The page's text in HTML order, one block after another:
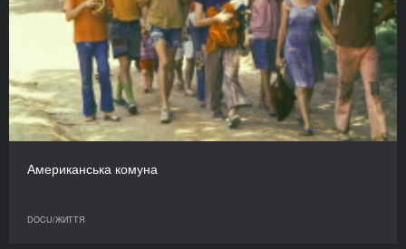
Американська комуна
DOCU/ЖИТТЯ